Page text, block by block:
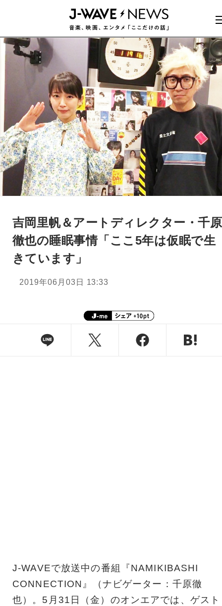
吉岡里帆＆アートディレクター・千原
徹也の睡眠事情「ここ5年は仮眠で生
きています」
2019年06月03日 13:33
J-WAVEで放送中の番組『NAMIKIBASHI
CONNECTION』（ナビゲーター：千原徹
也）。5月31日（金）のオンエアでは、ゲスト